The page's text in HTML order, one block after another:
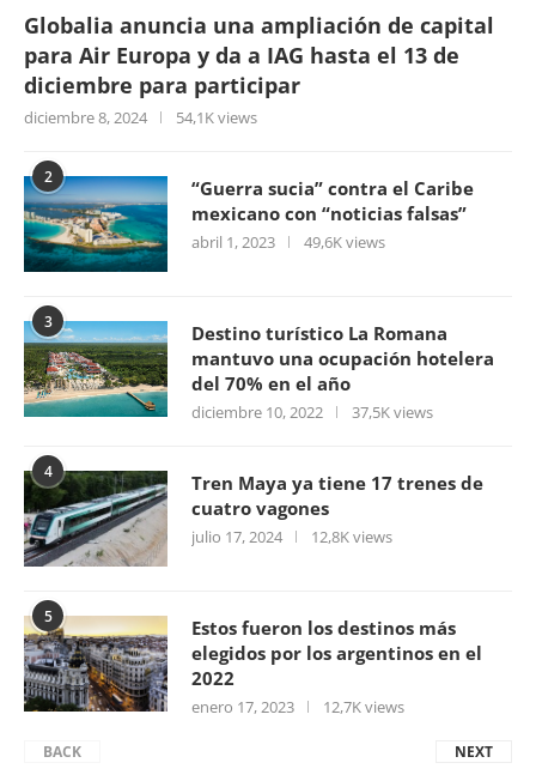
Globalia anuncia una ampliación de capital
para Air Europa y da a IAG hasta el 13 de
diciembre para participar
diciembre 8, 2024 54,1K views
2
“Guerra sucia” contra el Caribe
mexicano con “noticias falsas”
abril 1, 2023 49,6K views
3
Destino turístico La Romana
mantuvo una ocupación hotelera
del 70% en el año
diciembre 10, 2022 37,5K views
4
Tren Maya ya tiene 17 trenes de
cuatro vagones
julio 17, 2024 12,8K views
5
Estos fueron los destinos más
elegidos por los argentinos en el
2022
enero 17, 2023 12,7K views
BACK NEXT